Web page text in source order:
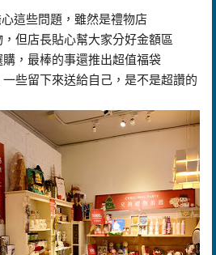
這些問題，雖然是禮物店
但店長貼心幫大家分好金額區
，最棒的事還推出超值福袋
些留下來送給自己，是不是超讚的